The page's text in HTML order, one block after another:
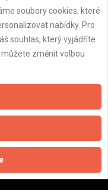
06:15:07
údajů
cookie
soubory cookies, které
nabídky. Pro
souhlas, který vyjádříte
můžete změnit volbou